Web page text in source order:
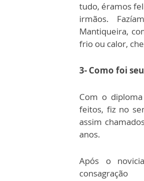
tudo, éramos
irmãos.
Mantiqueira,
frio ou calor,
3- Como foi
Com o
feitos, fiz no
assim
anos.
Após o